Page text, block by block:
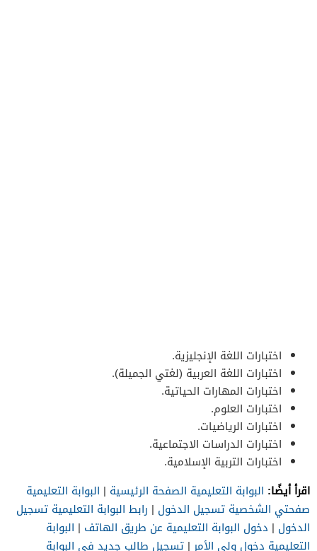
اختبارات اللغة الإنجليزية.
اختبارات اللغة العربية (لغتي الجميلة).
اختبارات المهارات الحياتية.
اختبارات العلوم.
اختبارات الرياضيات.
اختبارات الدراسات الاجتماعية.
اختبارات التربية الإسلامية.
اقرأ أيضًا: البوابة التعليمية الصفحة الرئيسية | البوابة التعليمية
صفحتي الشخصية تسجيل الدخول | رابط البوابة التعليمية تسجيل
الدخول | دخول البوابة التعليمية عن طريق الهاتف | البوابة
التعليمية دخول ولي الأمر | تسجيل طالب جديد في البوابة